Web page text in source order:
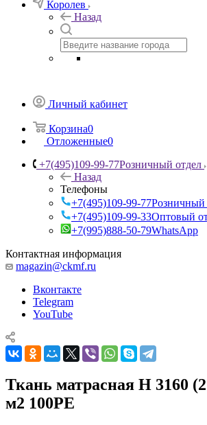
Королев
Назад
Личный кабинет
Корзина0
Отложенные0
+7(495)109-99-77Розничный отдел
Назад
Телефоны
+7(495)109-99-77Розничный
+7(495)109-99-33Оптовый
+7(995)888-50-79WhatsApp
Контактная информация
magazin@ckmf.ru
Вконтакте
Telegram
YouTube
Ткань матрасная H 3160
м2 100PE